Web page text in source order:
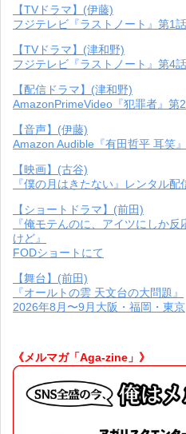
【TVドラマ】(伊藤)
フジテレビ『ラストノート』第1話
【TVドラマ】(津和野)
フジテレビ『ラストノート』第4話
【配信ドラマ】(津和野)
AmazonPrimeVideo『犯罪者』第
【音声】(伊藤)
Amazon Audible『有田哲平 耳笑』
【映画】(古谷)
『僕の月はきたない』レンタル配
【ショートドラマ】(前田)
『俺モテんのに、アイツにしか
けど』
FODショートにて
【舞台】(前田)
『オールトの雲 天文台の大問題』
2026年8月〜9月大阪・福岡・東京
《メルマガ「Aga-zine」》